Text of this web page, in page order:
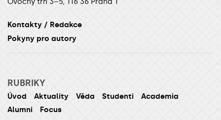
Kontakty / Redakce
Pokyny pro autory
RUBRIKY
Úvod Aktuality Věda Studenti
Academia
Alumni
Focus